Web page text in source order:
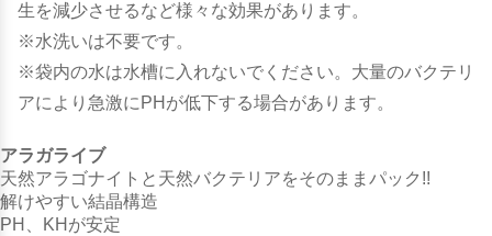
生を減少させるなど様々な効果があります。
※水洗いは不要です。
※袋内の水は水槽に入れないでください。大量のバクテリ
アにより急激にPHが低下する場合があります。
アラガライブ
天然アラゴナイトと天然バクテリアをそのままパック!!
解けやすい結晶構造
PH、KHが安定